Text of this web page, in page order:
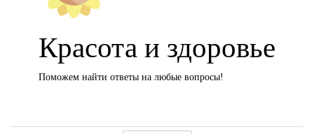
Красота и здоровье
Поможем найти ответы на любые вопросы!